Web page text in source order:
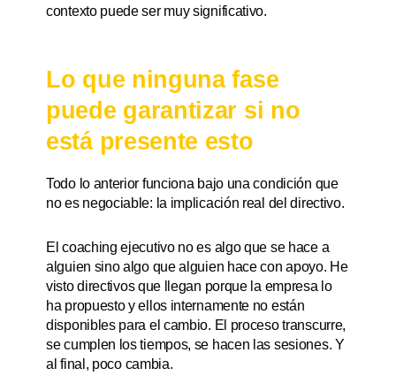
contexto puede ser muy significativo.
Lo que ninguna fase
puede garantizar si no
está presente esto
Todo lo anterior funciona bajo una condición que
no es negociable: la implicación real del directivo.
El coaching ejecutivo no es algo que se hace a
alguien sino algo que alguien hace con apoyo. He
visto directivos que llegan porque la empresa lo
ha propuesto y ellos internamente no están
disponibles para el cambio. El proceso transcurre,
se cumplen los tiempos, se hacen las sesiones. Y
al final, poco cambia.